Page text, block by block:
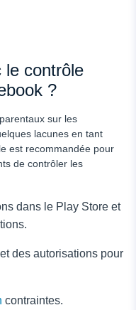
le contrôle
?
sur les
lacunes en tant
est recommandée pour
de contrôler les
dans le Play Store et
des autorisations pour
contraintes.